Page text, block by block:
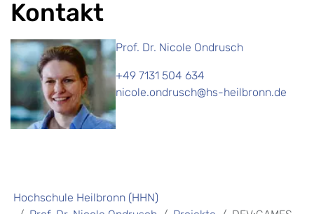
Kontakt
Prof. Dr. Nicole Ondrusch
+49 7131 504 634
nicole.ondrusch@hs-heilbronn.de
Hochschule Heilbronn (HHN)